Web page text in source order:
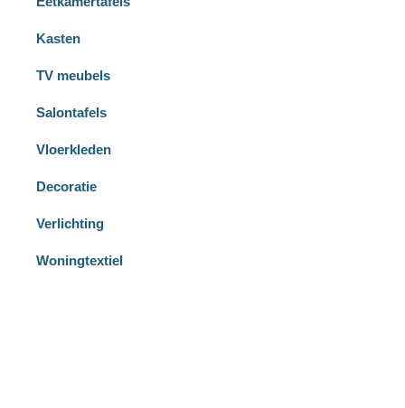
Kasten
TV meubels
Salontafels
Vloerkleden
Decoratie
Verlichting
Woningtextiel